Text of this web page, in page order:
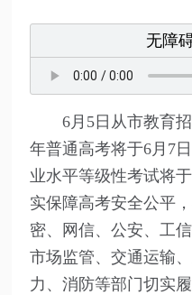
无障
6月5日从市教育
年普通高考将于6月7
业水平等级性考试将
实保障高考安全公平
密、网信、公安、工
市场监管、交通运输
力、消防等部门切实